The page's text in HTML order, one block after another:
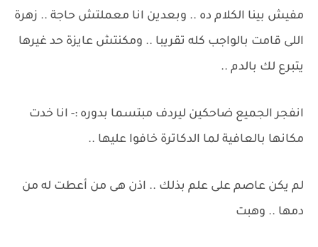
مفيش بينا الكلام ده .. وبعدين انا معملتش حاجة .. زهرة
اللى قامت بالواجب كله تقريبا .. ومكنتش عايزة حد غيرها
يتبرع لك بالدم ..
انفجر الجميع ضاحكين ليردف مبتسما بدوره :- انا خدت
مكانها بالعافية لما الدكاترة خافوا عليها ..
لم يكن عاصم على علم بذلك .. اذن هى من أعطت له من
دمها .. وهبت